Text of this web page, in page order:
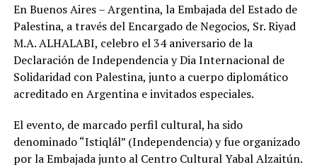
En Buenos Aires – Argentina, la Embajada del Estado de
Palestina, a través del Encargado de Negocios, Sr. Riyad
M.A. ALHALABI, celebro el 34 aniversario de la
Declaración de Independencia y Dia Internacional de
Solidaridad con Palestina, junto a cuerpo diplomático
acreditado en Argentina e invitados especiales.
El evento, de marcado perfil cultural, ha sido
denominado “Istiqlál” (Independencia) y fue organizado
por la Embajada junto al Centro Cultural Yabal Alzaitún.